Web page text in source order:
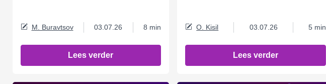
M. Buravtsov 03.07.26 8 min
Lees verder
O. Kisil 03.07.26 5 min
Lees verder